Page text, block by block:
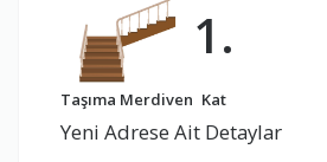
Taşıma Merdiven
1.
Kat
Yeni Adrese Ait Detaylar